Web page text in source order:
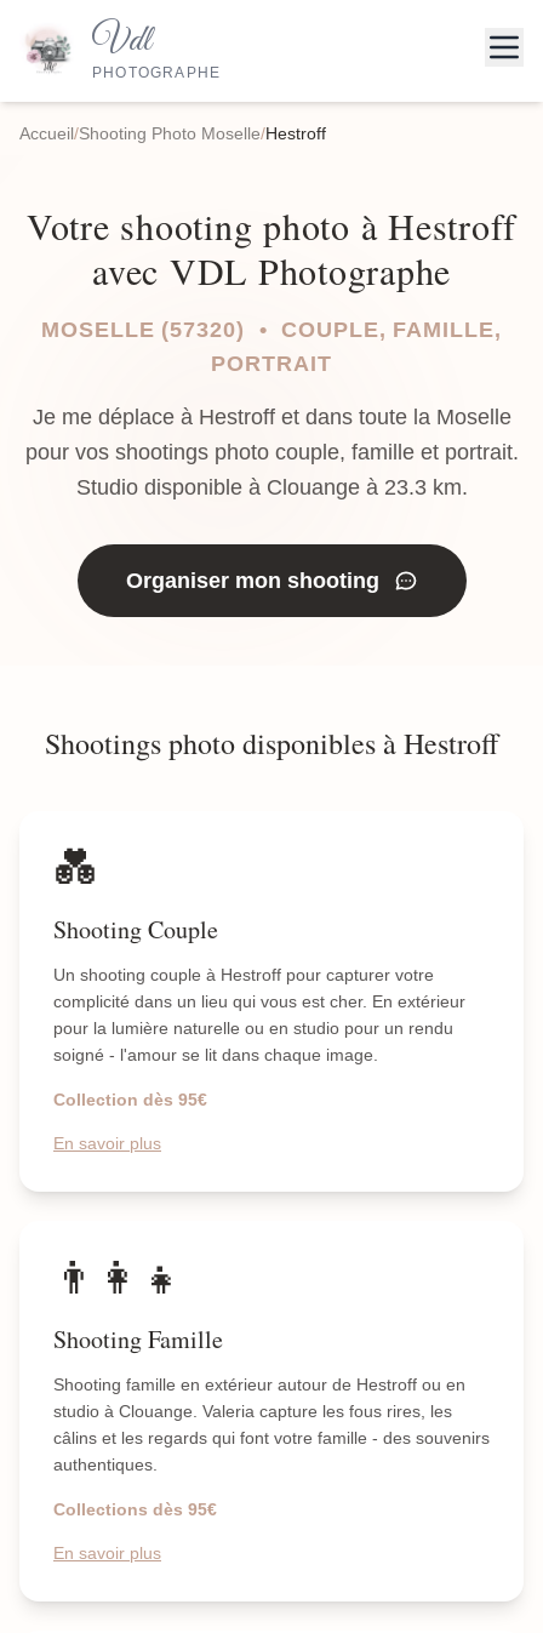
Vdl
PHOTOGRAPHE
Accueil/Shooting Photo Moselle/Hestroff
Votre shooting photo à Hestroff
avec VDL Photographe
MOSELLE (57320) • COUPLE, FAMILLE,
PORTRAIT
Je me déplace à Hestroff et dans toute la Moselle
pour vos shootings photo couple, famille et portrait.
Studio disponible à Clouange à 23.3 km.
Organiser mon shooting
Shootings photo disponibles à Hestroff
💑
Shooting Couple
Un shooting couple à Hestroff pour capturer votre
complicité dans un lieu qui vous est cher. En extérieur
pour la lumière naturelle ou en studio pour un rendu
soigné - l'amour se lit dans chaque image.
Collection dès 95€
En savoir plus
👨‍👩‍👧
Shooting Famille
Shooting famille en extérieur autour de Hestroff ou en
studio à Clouange. Valeria capture les fous rires, les
câlins et les regards qui font votre famille - des souvenirs
authentiques.
Collections dès 95€
En savoir plus